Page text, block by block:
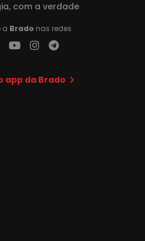
com a verdade
a Brado nas redes
app da Brado